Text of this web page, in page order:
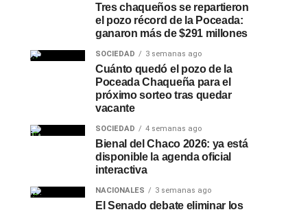
Tres chaqueños se repartieron
el pozo récord de la Poceada:
ganaron más de $291 millones
SOCIEDAD 3 semanas ago
Cuánto quedó el pozo de la
Poceada Chaqueña para el
próximo sorteo tras quedar
vacante
SOCIEDAD 4 semanas ago
Bienal del Chaco 2026: ya está
disponible la agenda oficial
interactiva
NACIONALES 3 semanas ago
El Senado debate eliminar los